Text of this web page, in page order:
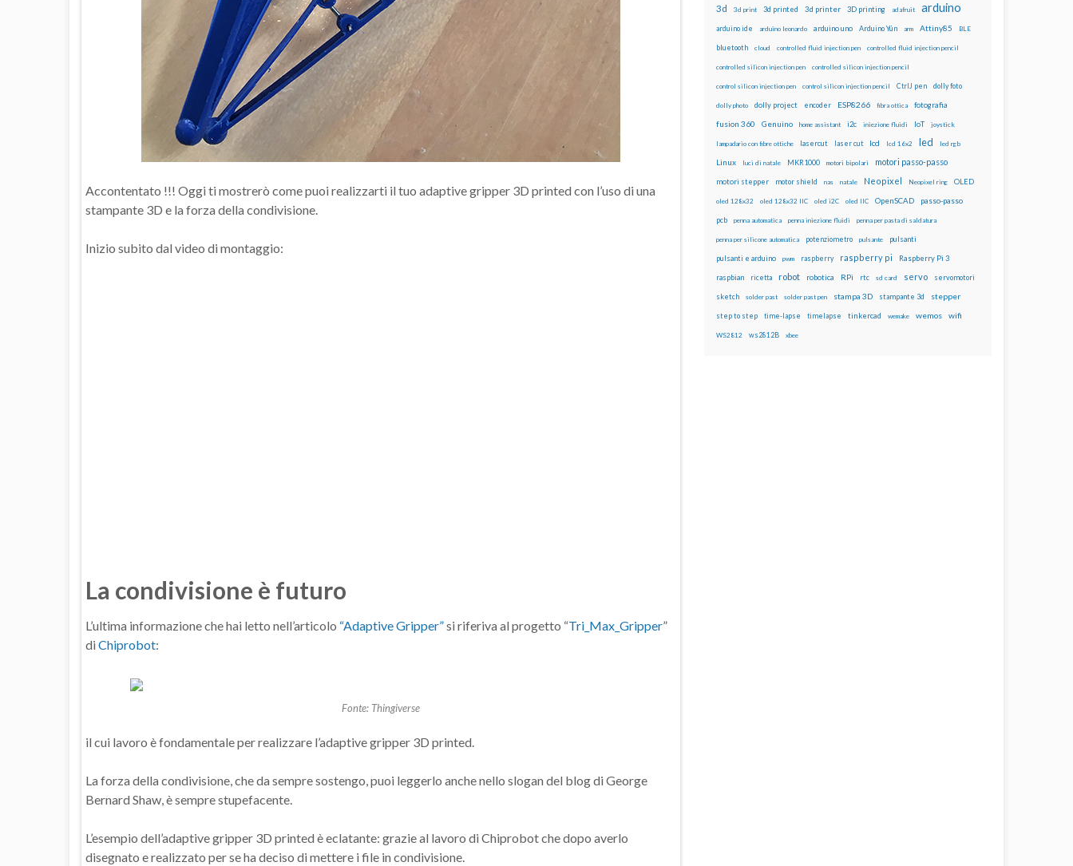
Accontentato !!! Oggi ti mostrerò come puoi realizzarti il tuo adaptive gripper 3D printed con l’uso di una
stampante 3D e la forza della condivisione.
Inizio subito dal video di montaggio:
La condivisione è futuro
L’ultima informazione che hai letto nell’articolo “Adaptive Gripper”si riferiva al progetto “Tri_Max_Gripper”
di Chiprobot:
Fonte: Thingiverse
il cui lavoro è fondamentale per realizzare l’adaptive gripper 3D printed.
La forza della condivisione, che da sempre sostengo, puoi leggerlo anche nello slogan del blog di George
Bernard Shaw, è sempre stupefacente.
L’esempio dell’adaptive gripper 3D printed è eclatante: grazie al lavoro di Chiprobot che dopo averlo
disegnato e realizzato per se ha deciso di mettere i file in condivisione.
3d 3d print 3d printed 3d printer 3D printing adafruit arduino
arduino ide arduino leonardo arduino uno Arduino Yún arm Attiny85 BLE
bluetooth cloud controlled fluid injection pen controlled fluid injection pencil
controlled silicon injection pen controlled silicon injection pencil
control silicon injection pen control silicon injection pencil CtrlJ pen dolly foto
dolly photo dolly project encoder ESP8266 fibra ottica fotografia
fusion 360 Genuino home assistant i2c iniezione fluidi IoT joystick
lampadario con fibre ottiche lasercut laser cut lcd lcd 16x2 led led rgb
Linux luci di natale MKR1000 motori bipolari motori passo-passo
motori stepper motor shield nas natale Neopixel Neopixel ring OLED
oled 128x32 oled 128x32 IIC oled i2C oled IIC OpenSCAD passo-passo
pcb penna automatica penna iniezione fluidi penna per pasta di saldatura
penna per silicone automatica potenziometro pulsante pulsanti
pulsanti e arduino pwm raspberry raspberry pi Raspberry Pi 3
raspbian ricetta robot robotica RPi rtc sd card servo servomotori
sketch solder past solder past pen stampa 3D stampante 3d stepper
step to step time-lapse timelapse tinkercad wemake wemos wifi
WS2812 ws2812B xbee